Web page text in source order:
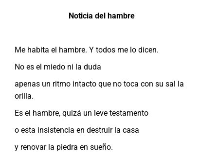
Noticia del hambre
Me habita el hambre. Y todos me lo dicen.
No es el miedo ni la duda
apenas un ritmo intacto que no toca con su sal la
orilla.
Es el hambre, quizá un leve testamento
o esta insistencia en destruir la casa
y renovar la piedra en sueño.